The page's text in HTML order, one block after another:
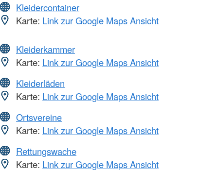
Kleidercontainer
Karte: Link zur Google Maps Ansicht
Kleiderkammer
Karte: Link zur Google Maps Ansicht
Kleiderläden
Karte: Link zur Google Maps Ansicht
Ortsvereine
Karte: Link zur Google Maps Ansicht
Rettungswache
Karte: Link zur Google Maps Ansicht